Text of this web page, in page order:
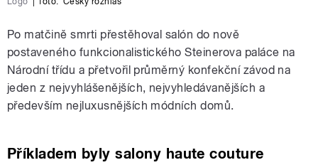
Po matčině smrti přestěhoval salón do nově
postaveného funkcionalistického Steinerova paláce na
Národní třídu a přetvořil průměrný konfekční závod na
jeden z nejvyhlášenějších, nejvyhledávanějších a
především nejluxusnějších módních domů.
Příkladem byly salony haute couture